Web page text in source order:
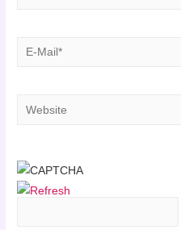
E-
Website